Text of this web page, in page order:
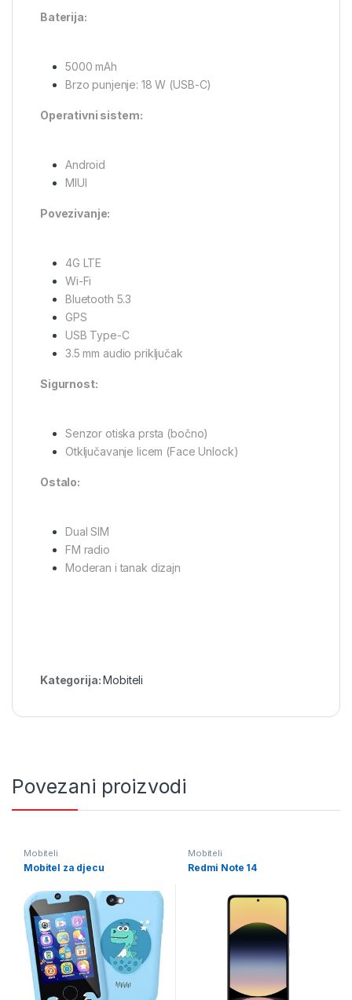
Baterija:
5000 mAh
Brzo punjenje: 18 W (USB-C)
Operativni sistem:
Android
MIUI
Povezivanje:
4G LTE
Wi-Fi
Bluetooth 5.3
GPS
USB Type-C
3.5 mm audio priključak
Sigurnost:
Senzor otiska prsta (bočno)
Otključavanje licem (Face Unlock)
Ostalo:
Dual SIM
FM radio
Moderan i tanak dizajn
Kategorija:Mobiteli
Povezani proizvodi
Mobiteli
Mobitel za djecu
Mobiteli
Redmi Note 14